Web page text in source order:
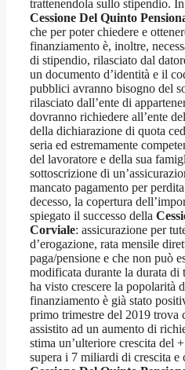
trattenendola sullo stipendio.
Cessione Del Quinto
che per poter chiedere e
finanziamento è, inoltre,
di stipendio, rilasciato dal
un documento d’identità e il
pubblici avranno bisogno del
rilasciato dall’ente di
dovranno richiedere all’ente
della dichiarazione di quota
seria ed estremamente
del lavoratore e della sua
sottoscrizione di
mancato pagamento per
decesso, la copertura
spiegato il successo della
Corviale: assicurazione per
d’erogazione, rata mensile
paga/pensione e che non può
modificata durante la durata
ha visto crescere la popolarità
finanziamento è già stato
primo trimestre del 2019 trova
assistito ad un aumento di
stima un’ulteriore crescita del
supera i 7 miliardi di crescita